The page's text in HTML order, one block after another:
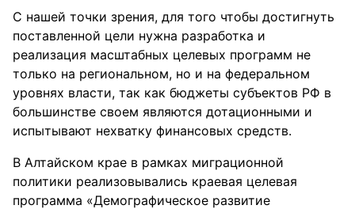
С нашей точки зрения, для того чтобы достигнуть
поставленной цели нужна разработка и
реализация масштабных целевых программ не
только на региональном, но и на федеральном
уровнях власти, так как бюджеты субъектов РФ в
большинстве своем являются дотационными и
испытывают нехватку финансовых средств.
В Алтайском крае в рамках миграционной
политики реализовывались краевая целевая
программа «Демографическое развитие